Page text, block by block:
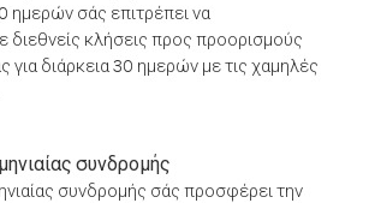
ημερών σάς επιτρέπει να
διεθνείς κλήσεις προς προορισμούς
για διάρκεια 30 ημερών με τις χαμηλές
συνδρομής
συνδρομής σάς προσφέρει την